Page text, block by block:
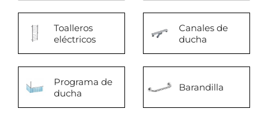
Toalleros
eléctricos
Canales de
ducha
Programa de
ducha
Barandilla